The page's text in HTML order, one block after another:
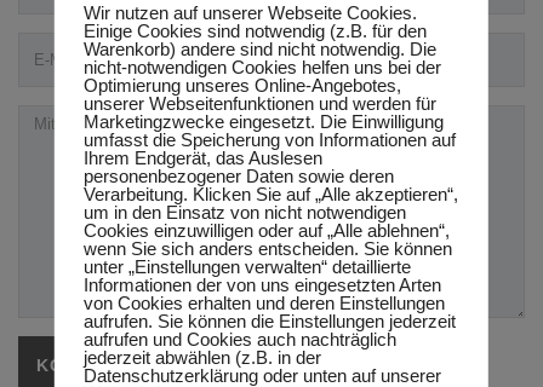
Wir nutzen auf unserer Webseite Cookies.
Einige Cookies sind notwendig (z.B. für den
Warenkorb) andere sind nicht notwendig. Die
nicht-notwendigen Cookies helfen uns bei der
Optimierung unseres Online-Angebotes,
unserer Webseitenfunktionen und werden für
Marketingzwecke eingesetzt. Die Einwilligung
umfasst die Speicherung von Informationen auf
Ihrem Endgerät, das Auslesen
personenbezogener Daten sowie deren
Verarbeitung. Klicken Sie auf „Alle akzeptieren“,
um in den Einsatz von nicht notwendigen
Cookies einzuwilligen oder auf „Alle ablehnen“,
wenn Sie sich anders entscheiden. Sie können
unter „Einstellungen verwalten“ detaillierte
Informationen der von uns eingesetzten Arten
von Cookies erhalten und deren Einstellungen
aufrufen. Sie können die Einstellungen jederzeit
aufrufen und Cookies auch nachträglich
jederzeit abwählen (z.B. in der
Datenschutzerklärung oder unten auf unserer